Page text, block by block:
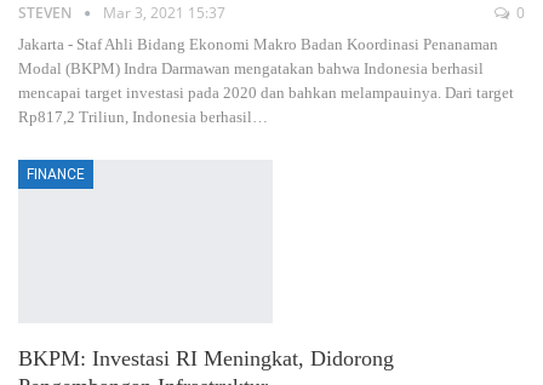
STEVEN Mar 3, 2021 15:37 0
Jakarta - Staf Ahli Bidang Ekonomi Makro Badan Koordinasi Penanaman
Modal (BKPM) Indra Darmawan mengatakan bahwa Indonesia berhasil
mencapai target investasi pada 2020 dan bahkan melampauinya. Dari target
Rp817,2 Triliun, Indonesia berhasil…
FINANCE
BKPM: Investasi RI Meningkat, Didorong